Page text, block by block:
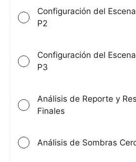
Configuración del
P2
Configuración del
P3
Análisis de Reporte y
Finales
Análisis de Sombras